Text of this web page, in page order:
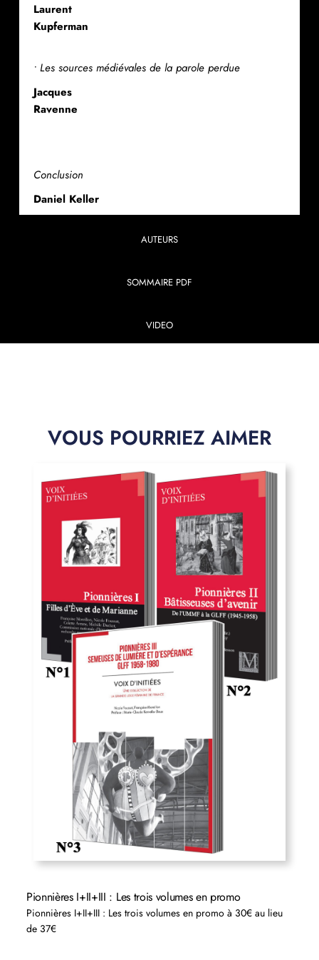
AUTEURS
SOMMAIRE PDF
VIDEO
Laurent
Kupferman
• Les sources médiévales de la parole perdue
Jacques
Ravenne
Conclusion
Daniel Keller
VOUS POURRIEZ AIMER
Pionnières I+II+III : Les trois volumes en promo
Pionnières I+II+III : Les trois volumes en promo à 30€ au lieu
de 37€